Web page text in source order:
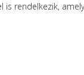
is rendelkezik,